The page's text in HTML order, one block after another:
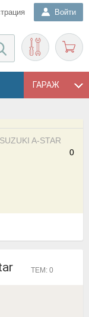
Войти
ГАРАЖ
A-STAR
0
ТЕМ: 0